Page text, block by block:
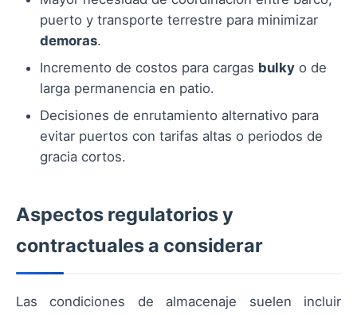
puerto y transporte terrestre para minimizar
demoras.
Incremento de costos para cargas bulky o de
larga permanencia en patio.
Decisiones de enrutamiento alternativo para
evitar puertos con tarifas altas o periodos de
gracia cortos.
Aspectos regulatorios y
contractuales a considerar
Las condiciones de almacenaje suelen incluir